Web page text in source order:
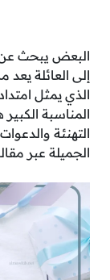
البعض يبحث عن
إلى العائلة
الذي يمثل
المناسبة
التهنئة
الجميلة عبر